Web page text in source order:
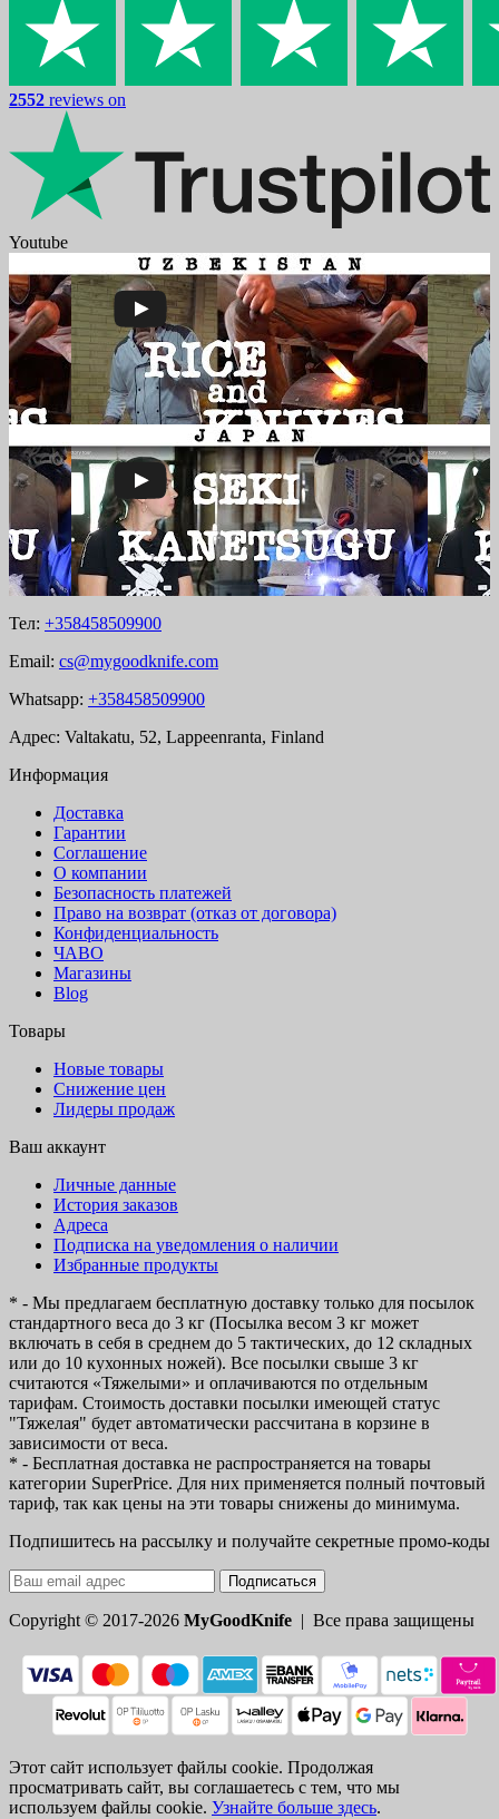
2552 reviews on
Youtube
Тел: +358458509900
Email: cs@mygoodknife.com
Whatsapp: +358458509900
Адрес: Valtakatu, 52, Lappeenranta, Finland
Информация
Доставка
Гарантии
Соглашение
О компании
Безопасность платежей
Право на возврат (отказ от договора)
Конфиденциальность
ЧАВО
Магазины
Blog
Товары
Новые товары
Снижение цен
Лидеры продаж
Ваш аккаунт
Личные данные
История заказов
Адреса
Подписка на уведомления о наличии
Избранные продукты
* - Мы предлагаем бесплатную доставку только для посылок
стандартного веса до 3 кг (Посылка весом 3 кг может
включать в себя в среднем до 5 тактических, до 12 складных
или до 10 кухонных ножей). Все посылки свыше 3 кг
считаются «Тяжелыми» и оплачиваются по отдельным
тарифам. Стоимость доставки посылки имеющей статус
"Тяжелая" будет автоматически рассчитана в корзине в
зависимости от веса.
* - Бесплатная доставка не распространяется на товары
категории SuperPrice. Для них применяется полный почтовый
тариф, так как цены на эти товары снижены до минимума.
Подпишитесь на рассылку и получайте секретные промо-коды
Подписаться
Copyright © 2017-2026 MyGoodKnife | Все права защищены
Этот сайт использует файлы cookie. Продолжая
просматривать сайт, вы соглашаетесь с тем, что мы
используем файлы cookie. Узнайте больше здесь.